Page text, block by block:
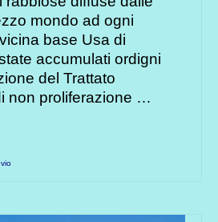
mondo ad ogni
base Usa di
accumulati ordigni
del Trattato
non proliferazione …